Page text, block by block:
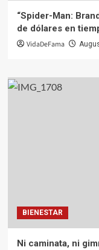
“Spider-Man:
de dólares en
VidaDeFama
BIENESTAR
Ni caminata, ni